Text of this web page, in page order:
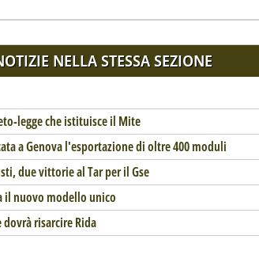
NELLA STESSA SEZIONE
legge che istituisce il Mite
a Genova l'esportazione di oltre 400 moduli
due vittorie al Tar per il Gse
il nuovo modello unico
dovrà risarcire Rida